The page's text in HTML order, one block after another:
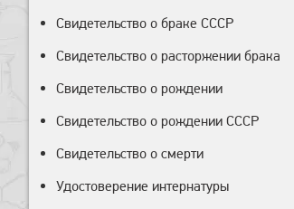
Свидетельство о браке СССР
Свидетельство о расторжении брака
Свидетельство о рождении
Свидетельство о рождении СССР
Свидетельство о смерти
Удостоверение интернатуры